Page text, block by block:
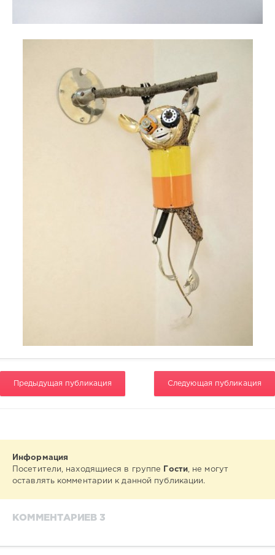
Предыдущая публикация Следующая публикация
Информация
Посетители, находящиеся в группе
Гости, не могут
оставлять комментарии к данной публикации.
КОММЕНТАРИЕВ 3